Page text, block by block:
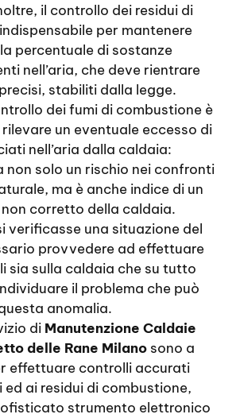
il controllo dei residui di
per mantenere
percentuale di sostanze
nell’aria, che deve rientrare
stabiliti dalla legge.
dei fumi di combustione è
un eventuale eccesso di
nell’aria dalla caldaia:
non solo un rischio nei confronti
ma è anche indice di un
corretto della caldaia.
verificasse una situazione del
provvedere ad effettuare
sia sulla caldaia che su tutto
il problema che può
anomalia.
di Manutenzione Caldaie
delle Rane Milano sono a
effettuare controlli accurati
ai residui di combustione,
strumento elettronico